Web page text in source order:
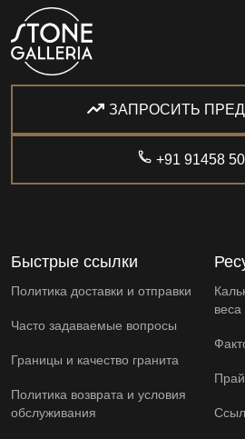
ЗАПРОСИТЬ
+91 91458
Быстрые ссылки
Политика доставки и отправки
Часто задаваемые вопросы
Границы и качество гранита
Политика возврата и условия
обслуживания
веса